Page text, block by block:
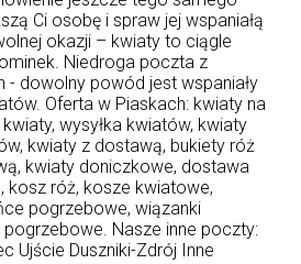
Ci osobę i spraw jej wspaniałą
okazji – kwiaty to ciągle
Niedroga poczta z
- dowolny powód jest wspaniały
Oferta w Piaskach: kwiaty na
wysyłka kwiatów, kwiaty
kwiaty z dostawą, bukiety róż
kwiaty doniczkowe, dostawa
kosz róż, kosze kwiatowe,
pogrzebowe, wiązanki
Nasze inne poczty:
Ujście Duszniki-Zdrój Inne